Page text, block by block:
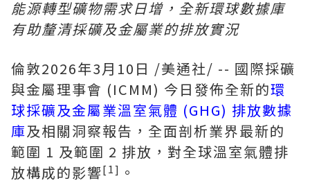
能源轉型礦物需求日增，全新環球數據庫
有助釐清採礦及金屬業的排放實況
倫敦2026年3月10日 /美通社/ -- 國際採礦
與金屬理事會 (ICMM) 今日發佈全新的環
球採礦及金屬業溫室氣體 (GHG) 排放數據
庫及相關洞察報告，全面剖析業界最新的
範圍 1 及範圍 2 排放，對全球溫室氣體排
放構成的影響[1] 。